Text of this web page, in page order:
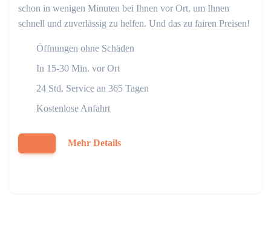
schon in wenigen Minuten bei Ihnen vor Ort, um Ihnen
schnell und zuverlässig zu helfen. Und das zu fairen Preisen!
Öffnungen ohne Schäden
In 15-30 Min. vor Ort
24 Std. Service an 365 Tagen
Kostenlose Anfahrt
Mehr Details